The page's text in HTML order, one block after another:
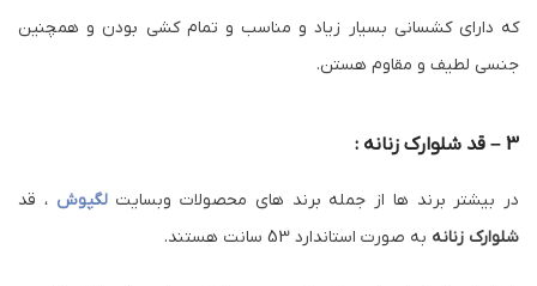
که دارای کشسانی بسیار زیاد و مناسب و تمام کشی بودن و همچنین
جنسی لطیف و مقاوم هستن.
3 – قد شلوارک زنانه :
در بیشتر برند ها از جمله برند های محصولات وبسایتلگپوش ، قد
شلوارک زنانه به صورت استاندارد 53 سانت هستند.